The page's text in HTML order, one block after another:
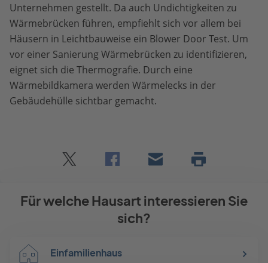
Unternehmen gestellt. Da auch Undichtigkeiten zu
Wärmebrücken führen, empfiehlt sich vor allem bei
Häusern in Leichtbauweise ein Blower Door Test. Um
vor einer Sanierung Wärmebrücken zu identifizieren,
eignet sich die Thermografie. Durch eine
Wärmebildkamera werden Wärmelecks in der
Gebäudehülle sichtbar gemacht.
Für welche Hausart interessieren Sie
sich?
Einfamilienhaus